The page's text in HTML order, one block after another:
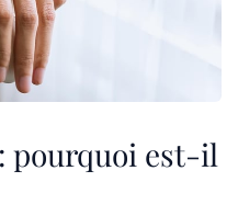
pourquoi est-il